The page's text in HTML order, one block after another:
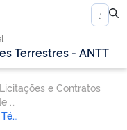
Terrestres - ANTT
Licitações e Contratos
Solução de Telefonia IP – Suporte Técnico – 2021